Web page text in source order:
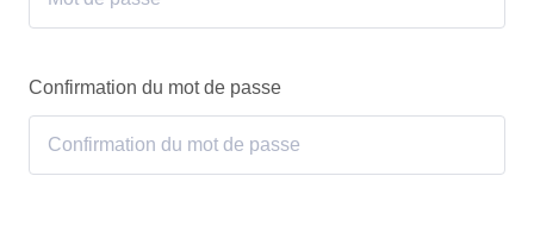
Confirmation du mot de passe